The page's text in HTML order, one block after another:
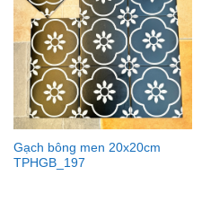
Gạch bông men 20x20cm
TPHGB_197